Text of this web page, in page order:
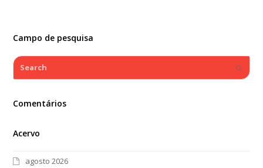
Campo de pesquisa
Search
Comentários
Acervo
agosto 2026